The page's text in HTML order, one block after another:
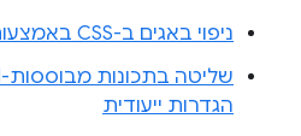
ניפוי באגים ב-CSS באמצעות Gemini
הגדרות ייעודית